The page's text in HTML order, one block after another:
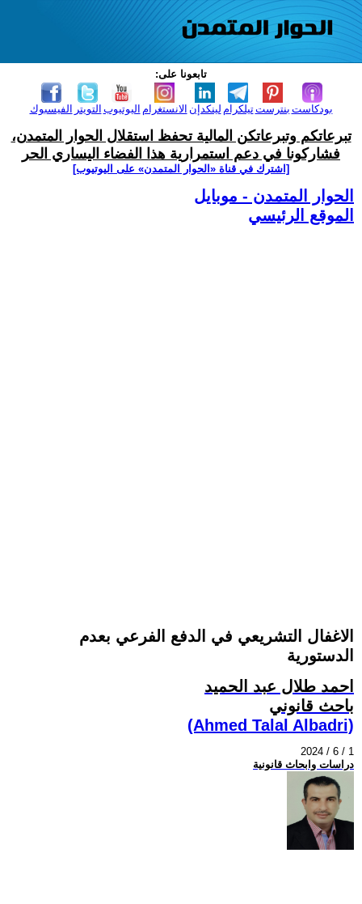
تابعونا على:
الفيسبوك التويتر اليوتيوب الانستغرام لينكدإن تيلكرامبنترست بودكاست
تبرعاتكم وتبرعاتكن المالية تحفظ استقلال الحوار المتمدن،
فشاركونا في دعم استمرارية هذا الفضاء اليساري الحر
[اشترك في قناة ‫«الحوار المتمدن» على اليوتيوب]
الحوار المتمدن - موبايل
الموقع الرئيسي
الاغفال التشريعي في الدفع الفرعي بعدم
الدستورية
احمد طلال عبد الحميد
باحث قانوني
(Ahmed Talal Albadri)
2024 / 6 / 1
دراسات وابحاث قانونية